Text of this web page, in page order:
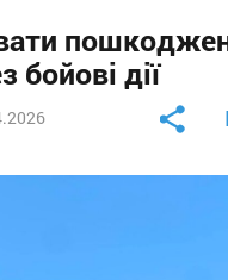
бойові дії